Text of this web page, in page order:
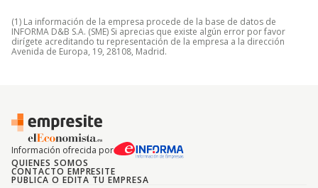
(1) La información de la empresa procede de la base de datos de
INFORMA D&B S.A. (SME) Si aprecias que existe algún error por favor
dirígete acreditando tu representación de la empresa a la dirección
Avenida de Europa, 19, 28108, Madrid.
Información ofrecida por
QUIENES SOMOS
CONTACTO EMPRESITE
PUBLICA O EDITA TU EMPRESA